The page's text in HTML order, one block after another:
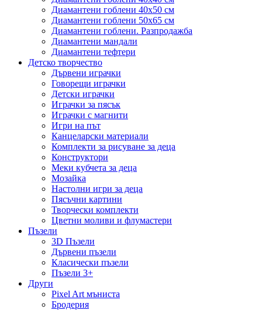
Диамантени гоблени 40x50 см
Диамантени гоблени 50x65 см
Диамантени гоблени. Разпродажба
Диамантени мандали
Диамантени тефтери
Детско творчество
Дървени играчки
Говорещи играчки
Детски играчки
Играчки за пясък
Играчки с магнити
Игри на път
Канцеларски материали
Комплекти за рисуване за деца
Конструктори
Меки кубчета за деца
Мозайка
Настолни игри за деца
Пясъчни картини
Творчески комплекти
Цветни моливи и флумастери
Пъзели
3D Пъзели
Дървени пъзели
Класически пъзели
Пъзели 3+
Други
Pixel Art мъниста
Бродерия